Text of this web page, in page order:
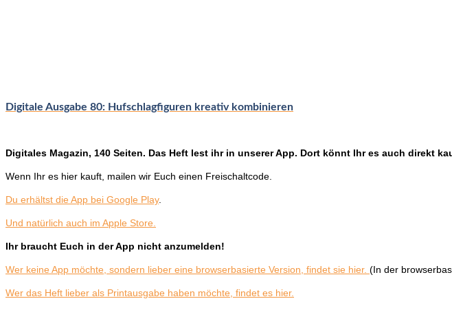
Digitale Ausgabe 80: Hufschlagfiguren kreativ kombinieren
Digitales Magazin, 140 Seiten. Das Heft lest ihr in unserer App. Dort könnt Ihr es auch direkt
Wenn Ihr es hier kauft, mailen wir Euch einen Freischaltcode.
Du erhältst die App bei Google Play.
Und natürlich auch im Apple Store.
Ihr braucht Euch in der App nicht anzumelden!
Wer keine App möchte, sondern lieber eine browserbasierte Version, findet sie hier. (In der
Wer das Heft lieber als Printausgabe haben möchte, findet es hier.